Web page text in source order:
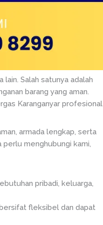
Salah satunya adalah
barang yang aman.
Karanganyar profesional
armada lengkap, serta
menghubungi kami,
pribadi, keluarga,
fleksibel dan dapat